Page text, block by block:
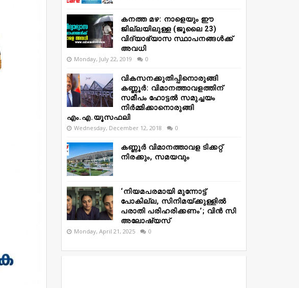
കനത്ത മഴ: നാളെയും ഈ
ജില്ലയിലുള്ള (ജൂലൈ 23)
വിദ്യാഭ്യാസ സ്ഥാപനങ്ങൾക്ക്
അവധി
Monday, July 22, 2019 0
വികസനക്കുതിപ്പിനൊരുങ്ങി
കണ്ണൂർ: വിമാനത്താവളത്തിന്
സമീപം ഹോട്ടൽ സമുച്ചയം
നിർമ്മിക്കാനൊരുങ്ങി
എം.എ.യൂസഫലി
Wednesday, December 12, 2018 0
കണ്ണൂർ വിമാനത്താവള ടിക്കറ്റ്
നിരക്കും, സമയവും
‘നിയമപരമായി മുന്നോട്ട്
പോകില്ല, സിനിമയ്ക്കുള്ളിൽ
പരാതി പരിഹരിക്കണം’; വിൻ സി
അലോഷ്യസ്
Monday, April 21, 2025 0